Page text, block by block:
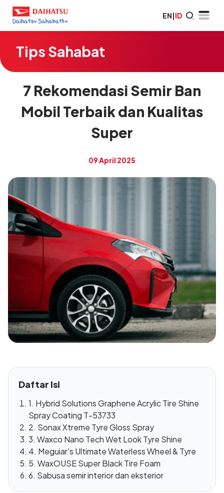
EN|ID
Tips Sahabat
7 Rekomendasi Semir Ban
Mobil Terbaik dan Kualitas
Super
09 April 2025
Daftar Isi
1. Hybrid Solutions Graphene Acrylic Tire Shine
Spray Coating T-53733
2. Sonax Xtreme Tyre Gloss Spray
3. Waxco Nano Tech Wet Look Tyre Shine
4. Meguiar's Ultimate Waterless Wheel & Tyre
5. WaxOUSE Super Black Tire Foam
6. Sabusa semir interior dan eksterior